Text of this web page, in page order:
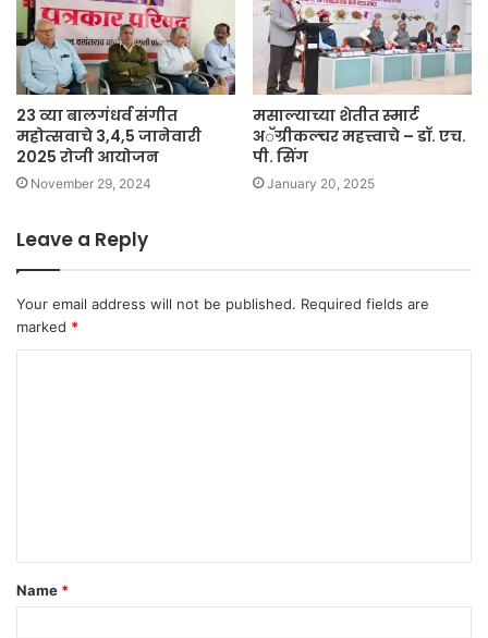
23 व्या बालगंधर्व संगीत
महोत्सवाचे 3,4,5 जानेवारी
2025 रोजी आयोजन
November 29, 2024
मसाल्याच्या शेतीत स्मार्ट
अॅग्रीकल्चर महत्त्वाचे – डॉ. एच.
पी. सिंग
January 20, 2025
Leave a Reply
Your email address will not be published. Required fields are
marked *
t
*
Name *